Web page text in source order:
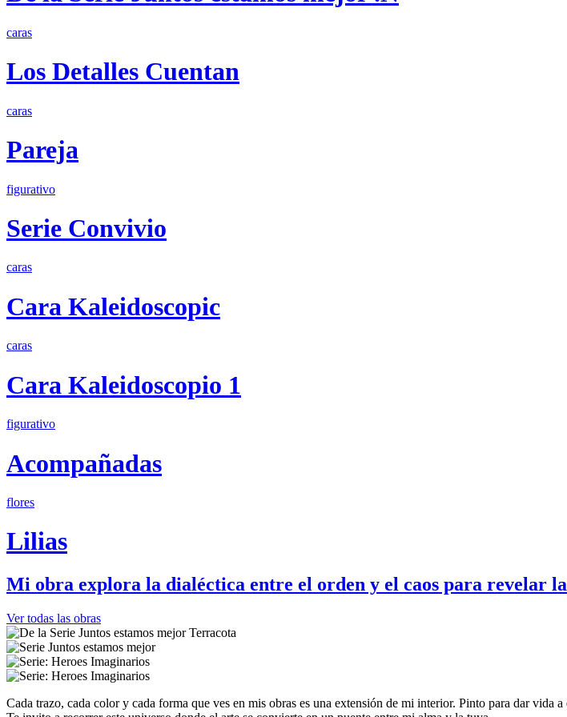
caras
Los Detalles Cuentan
caras
Pareja
figurativo
Serie Convivio
caras
Cara Kaleidoscopic
caras
Cara Kaleidoscopio 1
figurativo
Acompañadas
flores
Lilias
Mi obra explora la dialéctica entre el orden y el caos para revelar
Ver todas las obras
Cada trazo, cada color y cada forma que ves en mis obras es una extensión de mi interior. Pinto para dar vida